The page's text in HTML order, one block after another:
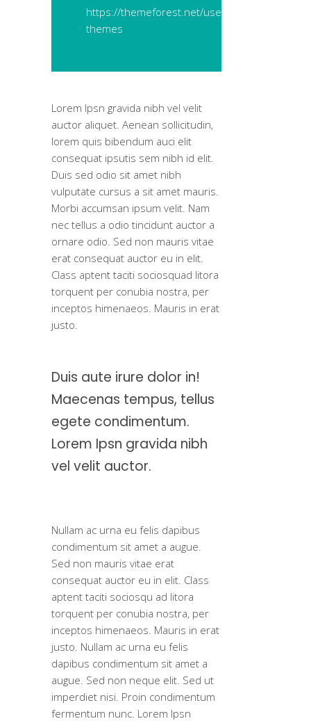
https://themeforest.net/user/elated-
themes
Lorem Ipsn gravida nibh vel velit
auctor aliquet. Aenean sollicitudin,
lorem quis bibendum auci elit
consequat ipsutis sem nibh id elit.
Duis sed odio sit amet nibh
vulputate cursus a sit amet mauris.
Morbi accumsan ipsum velit. Nam
nec tellus a odio tincidunt auctor a
ornare odio. Sed non mauris vitae
erat consequat auctor eu in elit.
Class aptent taciti sociosquad litora
torquent per conubia nostra, per
inceptos himenaeos. Mauris in erat
justo.
Duis aute irure dolor in!
Maecenas tempus, tellus
egete condimentum.
Lorem Ipsn gravida nibh
vel velit auctor.
Nullam ac urna eu felis dapibus
condimentum sit amet a augue.
Sed non mauris vitae erat
consequat auctor eu in elit. Class
aptent taciti sociosqu ad litora
torquent per conubia nostra, per
inceptos himenaeos. Mauris in erat
justo. Nullam ac urna eu felis
dapibus condimentum sit amet a
augue. Sed non neque elit. Sed ut
imperdiet nisi. Proin condimentum
fermentum nunc. Lorem Ipsn